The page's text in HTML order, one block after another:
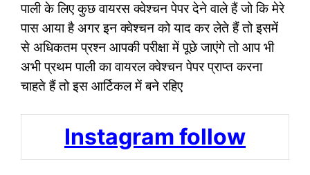
पाली के लिए कुछ वायरस क्वेश्चन पेपर देने वाले हैं जो कि मेरे
पास आया है अगर इन क्वेश्चन को याद कर लेते हैं तो इसमें
से अधिकतम प्रश्न आपकी परीक्षा में पूछे जाएंगे तो आप भी
अभी प्रथम पाली का वायरल क्वेश्चन पेपर प्राप्त करना
चाहते हैं तो इस आर्टिकल में बने रहिए
Instagram follow